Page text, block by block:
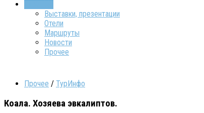
Выставки, презентации
Отели
Маршруты
Новости
Прочее
Прочее / ТурИнфо
Коала. Хозяева эвкалиптов.